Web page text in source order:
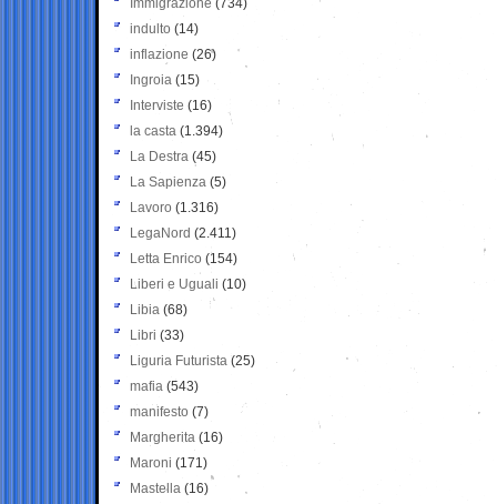
Immigrazione (734)
indulto (14)
inflazione (26)
Ingroia (15)
Interviste (16)
la casta (1.394)
La Destra (45)
La Sapienza (5)
Lavoro (1.316)
LegaNord (2.411)
Letta Enrico (154)
Liberi e Uguali (10)
Libia (68)
Libri (33)
Liguria Futurista (25)
mafia (543)
manifesto (7)
Margherita (16)
Maroni (171)
Mastella (16)